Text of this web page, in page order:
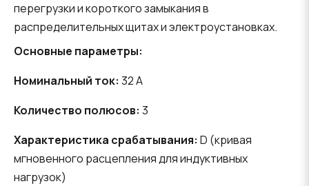
перегрузки и короткого замыкания в
распределительных щитах и электроустановках.
Основные параметры:
Номинальный ток: 32 A
Количество полюсов: 3
Характеристика срабатывания: D (кривая
мгновенного расцепления для индуктивных
нагрузок)